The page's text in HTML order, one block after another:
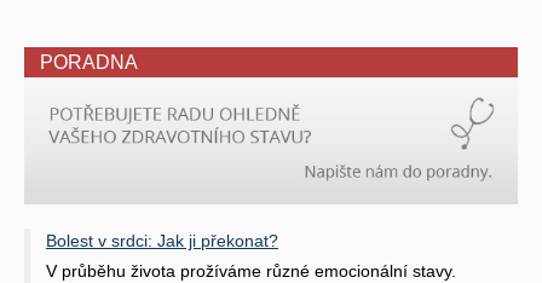
PORADNA
Bolest v srdci: Jak ji překonat?
V průběhu života prožíváme různé emocionální stavy.